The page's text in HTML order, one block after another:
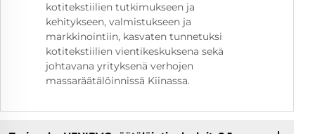
kotitekstiilien tutkimukseen ja
kehitykseen, valmistukseen ja
markkinointiin, kasvaten tunnetuksi
kotitekstiilien vientikeskuksena sekä
johtavana yrityksenä verhojen
massaräätälöinnissä Kiinassa.